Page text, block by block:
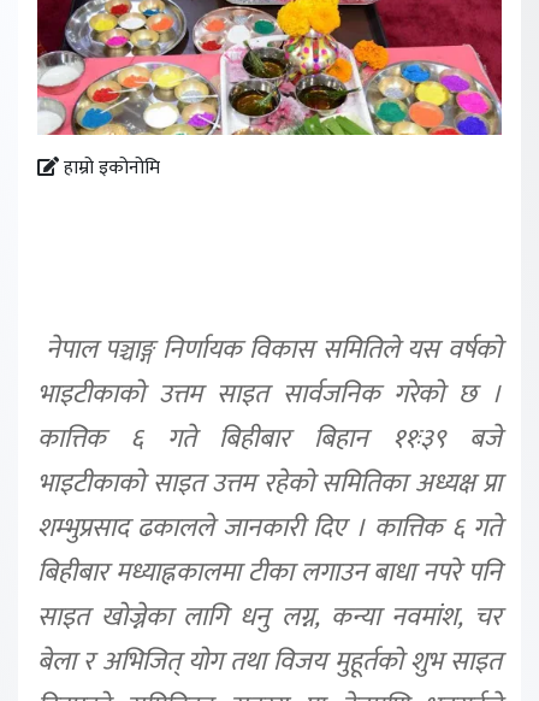
हाम्रो इकोनोमि
नेपाल पञ्चाङ्ग निर्णायक विकास समितिले यस वर्षको
भाइटीकाको उत्तम साइत सार्वजनिक गरेको छ ।
कात्तिक ६ गते बिहीबार बिहान ११ः३९ बजे
भाइटीकाको साइत उत्तम रहेको समितिका अध्यक्ष प्रा
शम्भुप्रसाद ढकालले जानकारी दिए । कात्तिक ६ गते
बिहीबार मध्याह्नकालमा टीका लगाउन बाधा नपरे पनि
साइत खोज्नेका लागि धनु लग्न, कन्या नवमांश, चर
बेला र अभिजित् योग तथा विजय मुहूर्तको शुभ साइत